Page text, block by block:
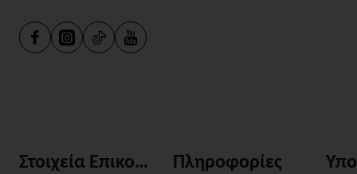
Στοιχεία Επικοινωνίας Πληροφορίες